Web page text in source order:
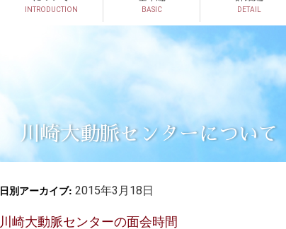
INTRODUCTION BASIC DETAIL
川崎大動脈センターについて
日別アーカイブ: 2015年3月18日
川崎大動脈センターの面会時間